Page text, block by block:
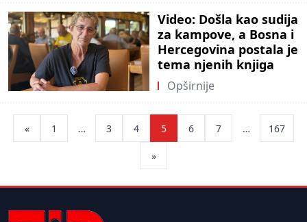
Video: Došla kao sudija
za kampove, a Bosna i
Hercegovina postala je
tema njenih knjiga
Opširnije
pagination
« 1 … 3 4 5 6 7 … 167
»